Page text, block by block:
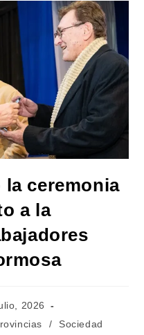
la ceremonia
a la
2026
/ Sociedad